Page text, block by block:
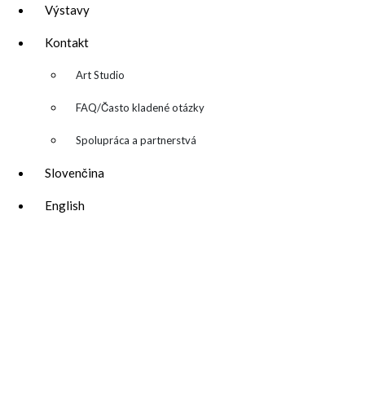
Výstavy
Kontakt
▼ Art Studio
FAQ/Často kladené otázky
Spolupráca a partnerstvá
Slovenčina
English